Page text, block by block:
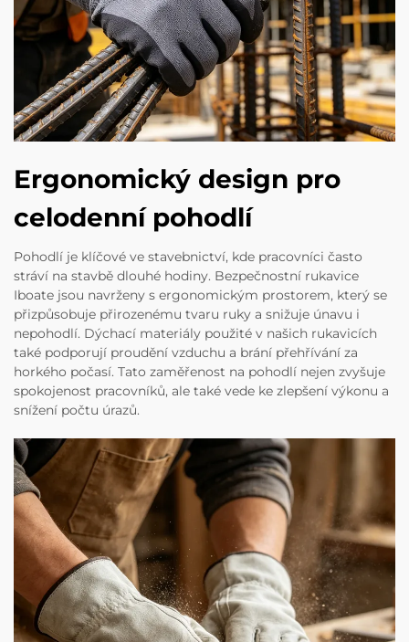
Ergonomický design pro
celodenní pohodlí
Pohodlí je klíčové ve stavebnictví, kde pracovníci často
stráví na stavbě dlouhé hodiny. Bezpečnostní rukavice
Iboate jsou navrženy s ergonomickým prostorem, který se
přizpůsobuje přirozenému tvaru ruky a snižuje únavu i
nepohodlí. Dýchací materiály použité v našich rukavicích
také podporují proudění vzduchu a brání přehřívání za
horkého počasí. Tato zaměřenost na pohodlí nejen zvyšuje
spokojenost pracovníků, ale také vede ke zlepšení výkonu a
snížení počtu úrazů.